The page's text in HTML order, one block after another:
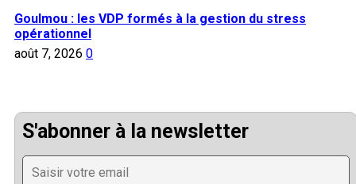
Goulmou : les VDP formés à la gestion du stress
opérationnel
août 7, 2026 0
S'abonner à la newsletter